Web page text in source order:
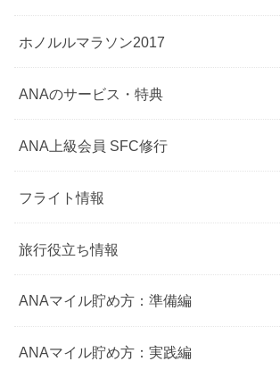
ホノルルマラソン2017
ANAのサービス・特典
ANA上級会員 SFC修行
フライト情報
旅行役立ち情報
ANAマイル貯め方：準備編
ANAマイル貯め方：実践編